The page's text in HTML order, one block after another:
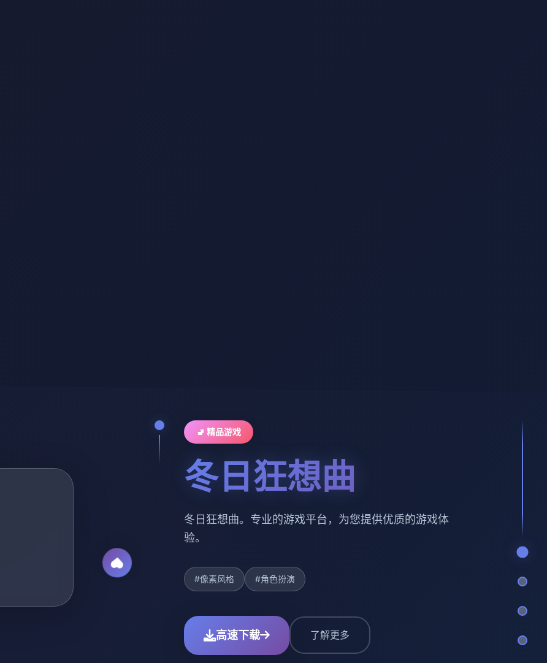
🚽 精品游戏
冬日狂想曲
冬日狂想曲。专业的游戏平台，为您提供优质的游戏体
验。
#像素风格 #角色扮演
高速下载 了解更多